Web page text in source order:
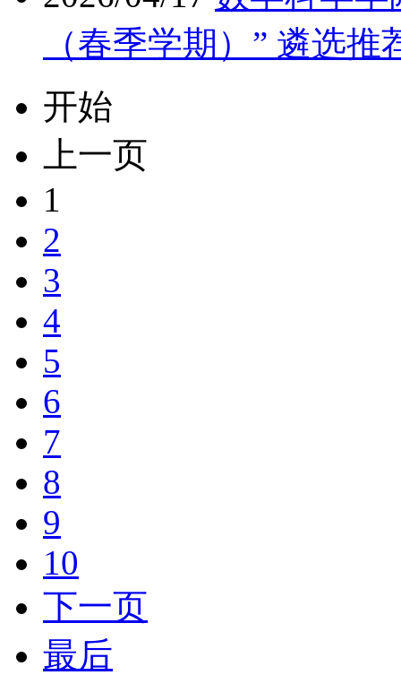
（春季学期）” 遴选
开始
上一页
1
2
3
4
5
6
7
8
9
10
下一页
最后